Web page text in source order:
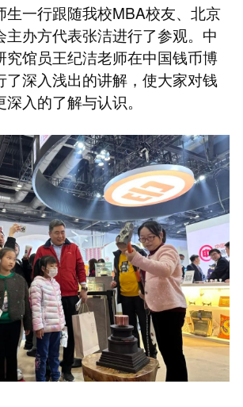
生一行跟随我校MBA校友、北京
主办方代表张洁进行了参观。中
究馆员王纪洁老师在中国钱币博
了深入浅出的讲解，使大家对钱
入的了解与认识。